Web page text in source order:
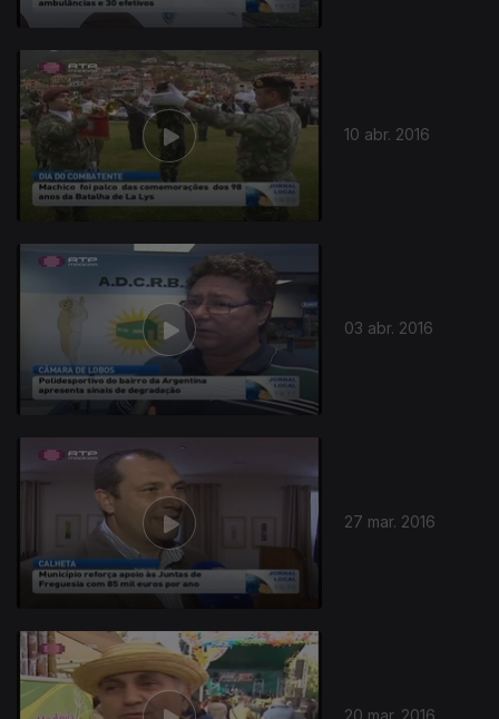
10 abr. 2016
03 abr. 2016
27 mar. 2016
20 mar. 2016